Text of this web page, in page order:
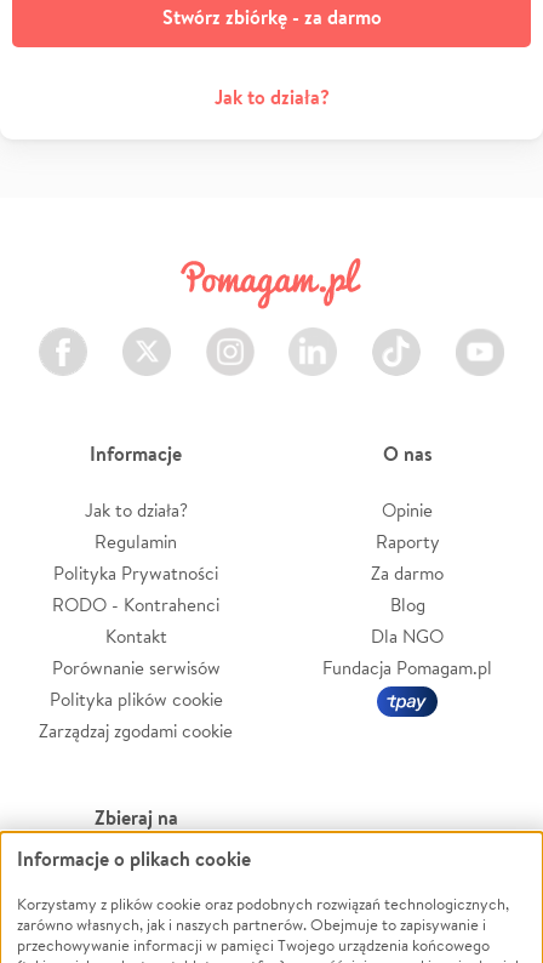
Stwórz zbiórkę - za darmo
Jak to działa?
Facebook Twitter Instagram LinkedIn TikTok Youtube
Informacje
Jak to działa?
Regulamin
Polityka Prywatności
RODO - Kontrahenci
Kontakt
Porównanie serwisów
Polityka plików cookie
Zarządzaj zgodami cookie
O nas
Opinie
Raporty
Za darmo
Blog
Dla NGO
Fundacja Pomagam.pl
Zbieraj na
Leczenie
Zwierzęta
Pożar
Powódź
Wichura
Informacje o plikach cookie
Korzystamy z plików cookie oraz podobnych rozwiązań technologicznych,
zarówno własnych, jak i naszych partnerów. Obejmuje to zapisywanie i
przechowywanie informacji w pamięci Twojego urządzenia końcowego